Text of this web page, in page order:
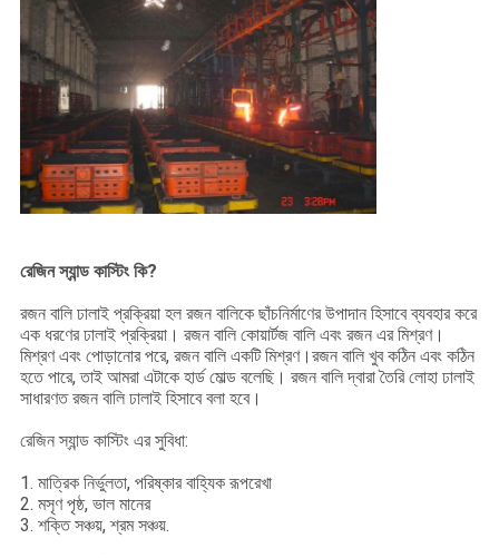
গোপনীয়তা
নীতি
রেজিন স্যান্ড কাস্টিং কি?
রজন বালি ঢালাই প্রক্রিয়া হল রজন বালিকে ছাঁচনির্মাণের উপাদান হিসাবে ব্যবহার করে
এক ধরণের ঢালাই প্রক্রিয়া। রজন বালি কোয়ার্টজ বালি এবং রজন এর মিশ্রণ।
মিশ্রণ এবং পোড়ানোর পরে, রজন বালি একটি মিশ্রণ।রজন বালি খুব কঠিন এবং কঠিন
হতে পারে, তাই আমরা এটাকে হার্ড মোল্ড বলেছি। রজন বালি দ্বারা তৈরি লোহা ঢালাই
সাধারণত রজন বালি ঢালাই হিসাবে বলা হবে।
রেজিন স্যান্ড কাস্টিং এর সুবিধা:
1. মাত্রিক নির্ভুলতা, পরিষ্কার বাহ্যিক রূপরেখা
2. মসৃণ পৃষ্ঠ, ভাল মানের
3. শক্তি সঞ্চয়, শ্রম সঞ্চয়.